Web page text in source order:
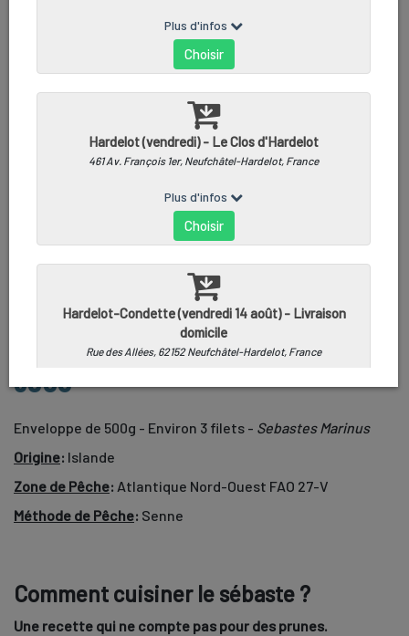
FILETS DE SÉBASTE AVEC PEAU -
500G
Enveloppe de 500g - Environ 3 filets - Sebastes Marinus
Origine: Islande
Zone de Pêche: Atlantique Nord-Ouest FAO 27-V
Méthode de Pêche: Senne
Comment cuisiner le sébaste ?
Une recette qui ne compte pas pour des prunes.